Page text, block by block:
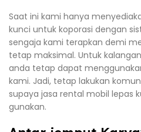
Saat ini kami hanya
kunci untuk koporasi dengan
sengaja kami terapkan demi
tetap maksimal. Untuk
anda tetap dapat
kami. Jadi, tetap lakukan
supaya jasa rental mobil lepas
gunakan.